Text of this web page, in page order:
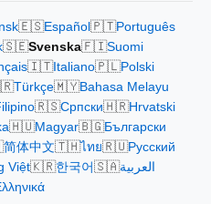
🇪🇸Español 🇵🇹Português
🇸🇪Svenska🇫🇮Suomi
🇮🇹Italiano🇵🇱Polski
Türkçe🇲🇾Bahasa Melayu
🇷🇸Српски🇭🇷Hrvatski
🇭🇺Magyar🇧🇬Български
简体中文🇹🇭ไทย🇷🇺Русский
Việt🇰🇷한국어 🇸🇦العربية